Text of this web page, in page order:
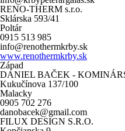
RENO-THERM s.r.o.
Sklárska 593/41
Poltár
0915 513 985
info@renothermkrby.sk
www.renothermkrby.sk
Západ
DANIEL BAČEK -
Kukučínova 137/100
Malacky
0905 702 276
danobacek@gmail.com
FILUX DESIGN S.R.O.